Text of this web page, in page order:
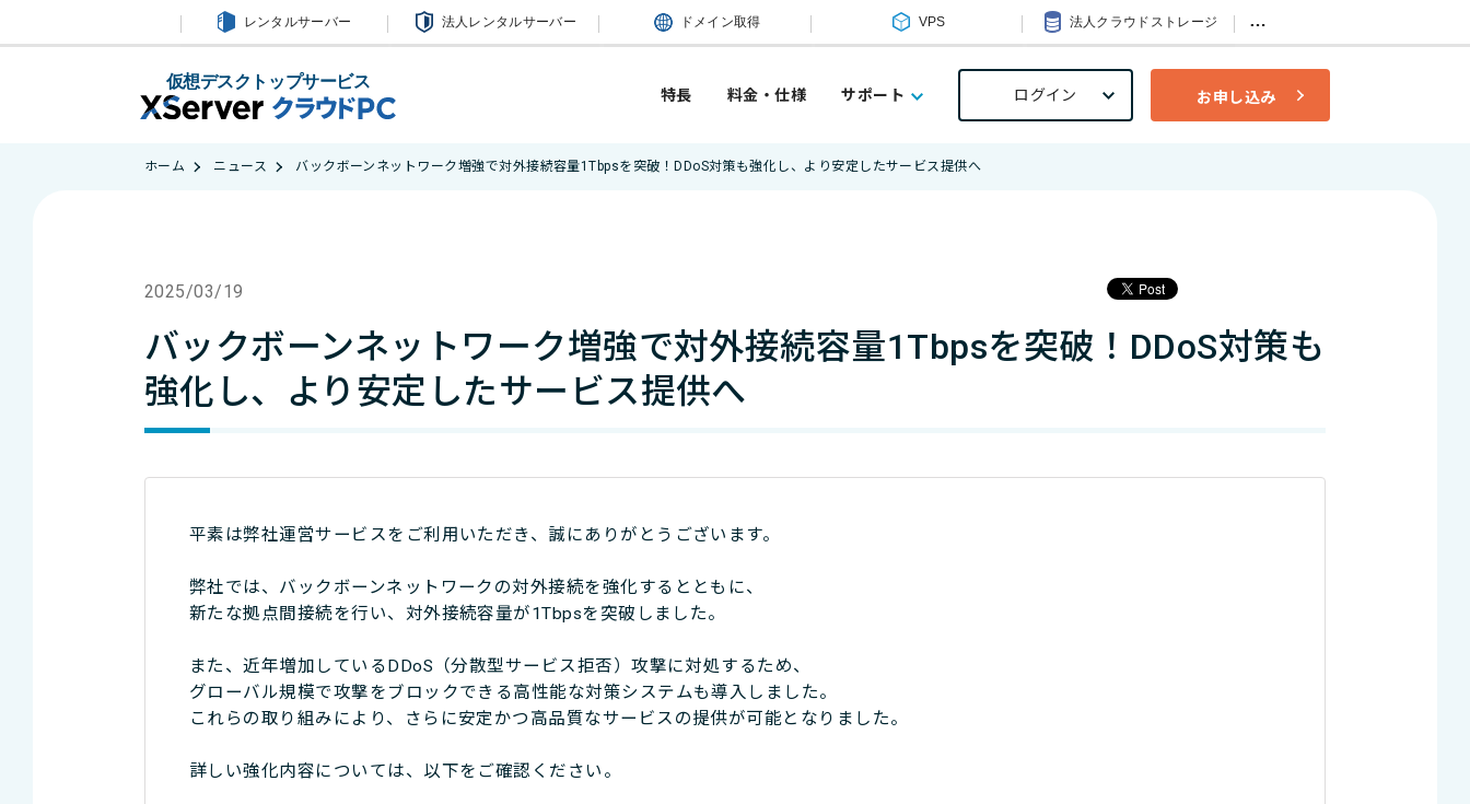
レンタルサーバー 法人レンタルサーバー ドメイン取得 VPS 法人クラウドストレージ …
仮想デスクトップサービス
特長 料金・仕様 サポート ログイン お申し込み
ホーム ニュース バックボーンネットワーク増強で対外接続容量1Tbpsを突破！DDoS対策も強化し、より安定したサービス提供へ
2025/03/19
バックボーンネットワーク増強で対外接続容量1Tbpsを突破！DDoS対策も
強化し、より安定したサービス提供へ
平素は弊社運営サービスをご利用いただき、誠にありがとうございます。
弊社では、バックボーンネットワークの対外接続を強化するとともに、
新たな拠点間接続を行い、対外接続容量が1Tbpsを突破しました。
また、近年増加しているDDoS（分散型サービス拒否）攻撃に対処するため、
グローバル規模で攻撃をブロックできる高性能な対策システムも導入しました。
これらの取り組みにより、さらに安定かつ高品質なサービスの提供が可能となりました。
詳しい強化内容については、以下をご確認ください。